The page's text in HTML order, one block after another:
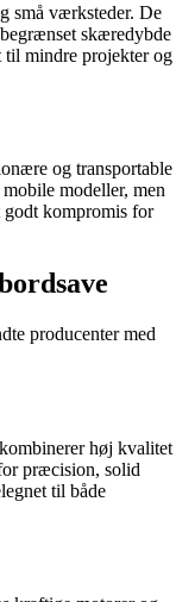
små værksteder. De
skæredybde
til mindre projekter og
og transportable
modeller, men
godt kompromis for
producenter med
høj kvalitet
præcision, solid
til både